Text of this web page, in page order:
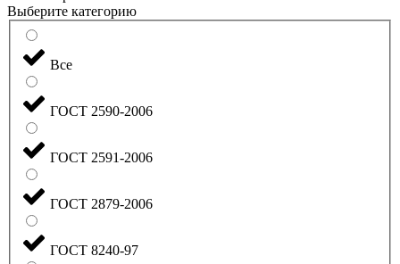
Выберите категорию
Все
ГОСТ 2590-2006
ГОСТ 2591-2006
ГОСТ 2879-2006
ГОСТ 8240-97